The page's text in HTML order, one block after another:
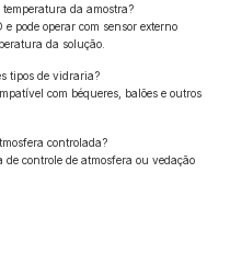
temperatura da amostra?
pode operar com sensor externo
da solução.
tipos de vidraria?
com béqueres, balões e outros
controlada?
controle de atmosfera ou vedação